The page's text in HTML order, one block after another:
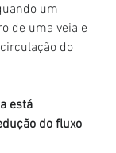
um
de uma veia e
do
está
do fluxo